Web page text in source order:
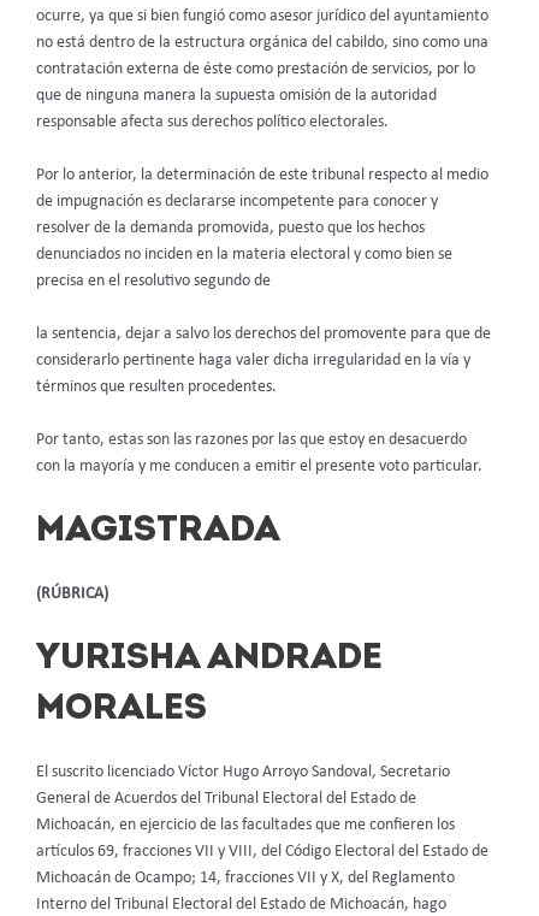
ocurre, ya que si bien fungió como asesor jurídico del ayuntamiento
no está dentro de la estructura orgánica del cabildo, sino como una
contratación externa de éste como prestación de servicios, por lo
que de ninguna manera la supuesta omisión de la autoridad
responsable afecta sus derechos político electorales.
Por lo anterior, la determinación de este tribunal respecto al medio
de impugnación es declararse incompetente para conocer y
resolver de la demanda promovida, puesto que los hechos
denunciados no inciden en la materia electoral y como bien se
precisa en el resolutivo segundo de
la sentencia, dejar a salvo los derechos del promovente para que de
considerarlo pertinente haga valer dicha irregularidad en la vía y
términos que resulten procedentes.
Por tanto, estas son las razones por las que estoy en desacuerdo
con la mayoría y me conducen a emitir el presente voto particular.
MAGISTRADA
(RÚBRICA)
YURISHA ANDRADE
MORALES
El suscrito licenciado Víctor Hugo Arroyo Sandoval, Secretario
General de Acuerdos del Tribunal Electoral del Estado de
Michoacán, en ejercicio de las facultades que me confieren los
artículos 69, fracciones VII y VIII, del Código Electoral del Estado de
Michoacán de Ocampo; 14, fracciones VII y X, del Reglamento
Interno del Tribunal Electoral del Estado de Michoacán, hago